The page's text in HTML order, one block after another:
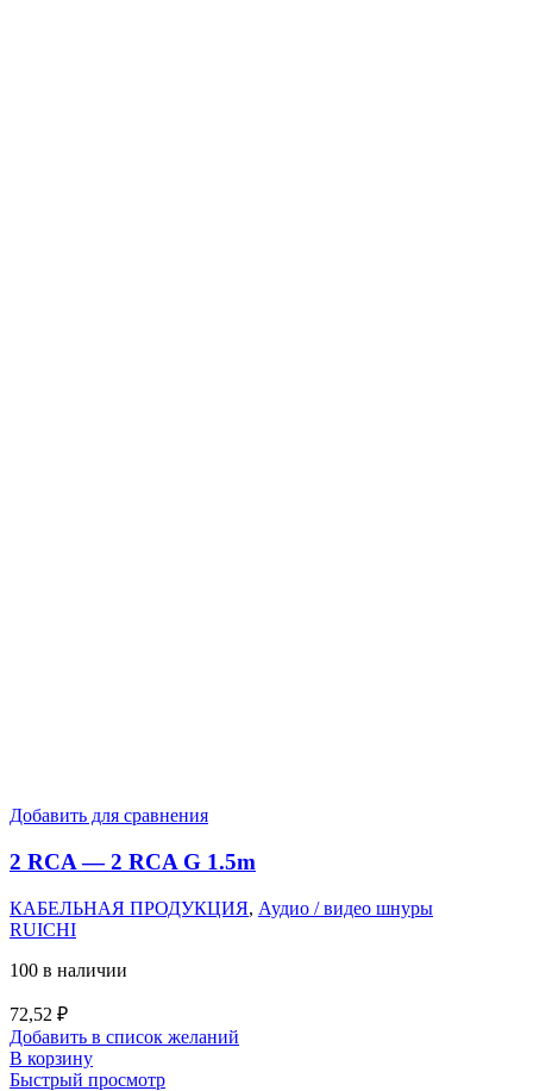
Добавить для сравнения
2 RCA — 2 RCA G 1.5m
КАБЕЛЬНАЯ ПРОДУКЦИЯ, Аудио / видео шнуры
RUICHI
100 в наличии
72,52 ₽
Добавить в список желаний
В корзину
Быстрый просмотр